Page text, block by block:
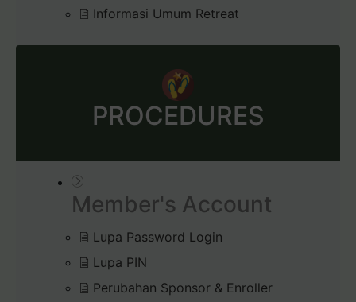
Informasi Umum Retreat
PROCEDURES
Member's Account
Lupa Password Login
Lupa PIN
Perubahan Sponsor & Enroller